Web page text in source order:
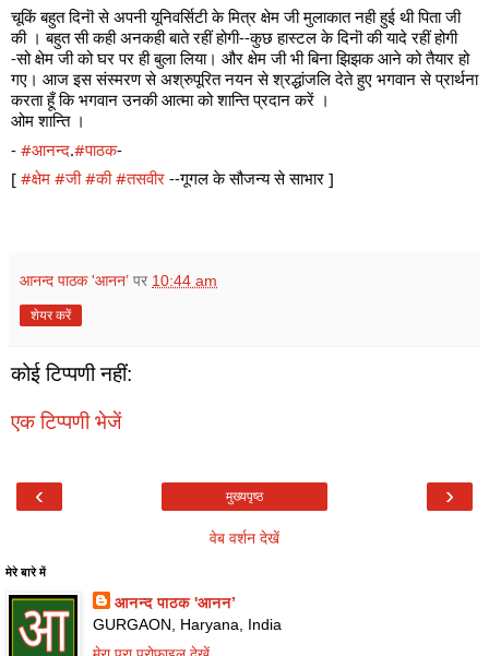
चूकिं बहुत दिनॊ से अपनी यूनिवर्सिटी के मित्र क्षेम जी मुलाकात नही हुई थी पिता जी
की । बहुत सी कही अनकही बाते रहीं होगी--कुछ हास्टल के दिनॊ की यादे रहीं होगी
-सो क्षेम जी को घर पर ही बुला लिया। और क्षेम जी भी बिना झिझक आने को तैयार हो
गए। आज इस संस्मरण से अश्रुपूरित नयन से श्रद्धांजलि देते हुए भगवान से प्रार्थना
करता हूँ कि भगवान उनकी आत्मा को शान्ति प्रदान करें ।
ओम शान्ति ।
- #आनन्द.#पाठक-
[ #क्षेम #जी #की #तसवीर --गूगल के सौजन्य से साभार ]
आनन्द पाठक 'आनन’ पर 10:44 am
शेयर करें
कोई टिप्पणी नहीं:
एक टिप्पणी भेजें
‹ ›
मुख्यपृष्ठ
वेब वर्शन देखें
मेरे बारे में
आनन्द पाठक 'आनन’
GURGAON, Haryana, India